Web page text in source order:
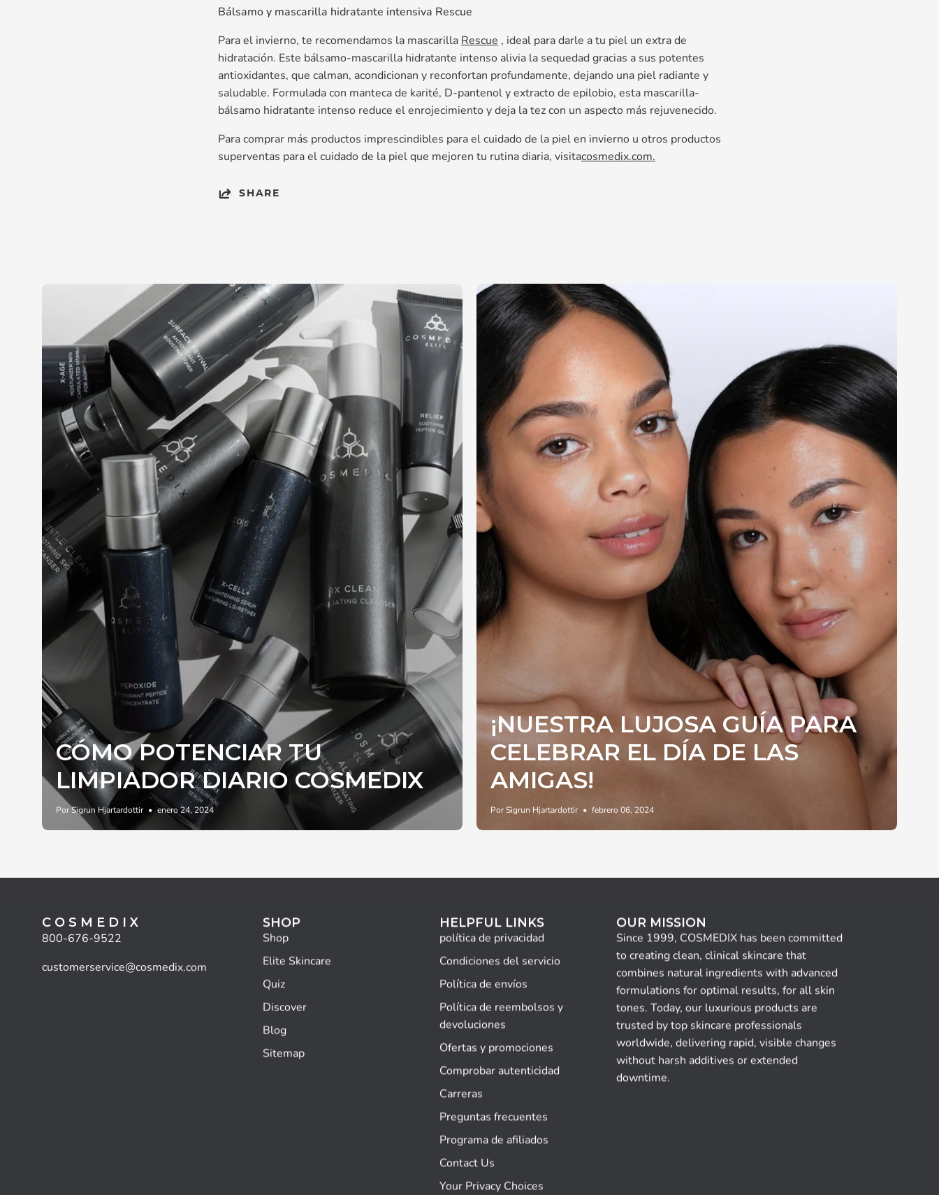
Bálsamo y mascarilla hidratante intensiva Rescue
Para el invierno, te recomendamos la mascarilla Rescue , ideal para darle a tu piel un extra de
hidratación. Este bálsamo-mascarilla hidratante intenso alivia la sequedad gracias a sus potentes
antioxidantes, que calman, acondicionan y reconfortan profundamente, dejando una piel radiante y
saludable. Formulada con manteca de karité, D-pantenol y extracto de epilobio, esta mascarilla-
bálsamo hidratante intenso reduce el enrojecimiento y deja la tez con un aspecto más rejuvenecido.
Para comprar más productos imprescindibles para el cuidado de la piel en invierno u otros productos
superventas para el cuidado de la piel que mejoren tu rutina diaria, visitacosmedix.com.
SHARE
CÓMO POTENCIAR TU
LIMPIADOR DIARIO COSMEDIX
Por Sigrun Hjartardottir enero 24, 2024
¡NUESTRA LUJOSA GUÍA PARA
CELEBRAR EL DÍA DE LAS
AMIGAS!
Por Sigrun Hjartardottir febrero 06, 2024
C O S M E D I X
800-676-9522
customerservice@cosmedix.com
SHOP
Shop
Elite Skincare
Quiz
Discover
Blog
Sitemap
HELPFUL LINKS
política de privacidad
Condiciones del servicio
Política de envíos
Política de reembolsos y
devoluciones
Ofertas y promociones
Comprobar autenticidad
Carreras
Preguntas frecuentes
Programa de afiliados
Contact Us
Your Privacy Choices
OUR MISSION
Since 1999, COSMEDIX has been committed
to creating clean, clinical skincare that
combines natural ingredients with advanced
formulations for optimal results, for all skin
tones. Today, our luxurious products are
trusted by top skincare professionals
worldwide, delivering rapid, visible changes
without harsh additives or extended
downtime.